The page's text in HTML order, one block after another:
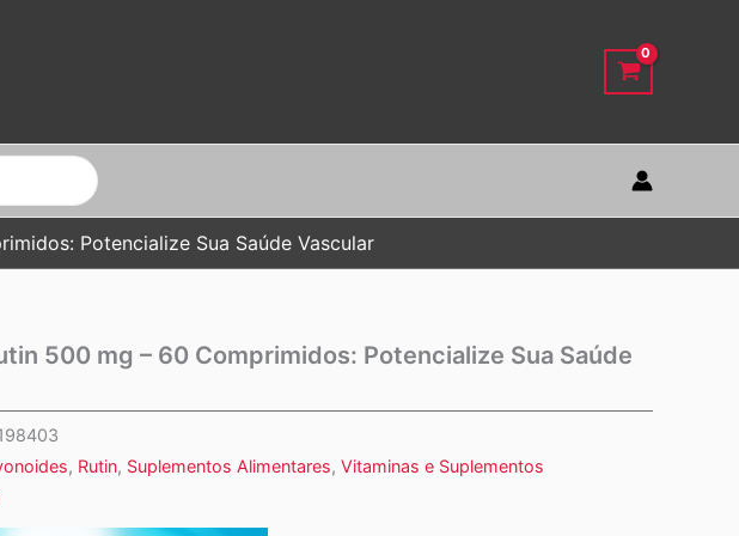
Potencialize Sua Saúde Vascular
500 mg – 60 Comprimidos: Potencialize Sua Saúde
, Rutin, Suplementos Alimentares, Vitaminas e Suplementos